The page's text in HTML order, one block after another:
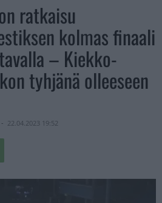
ratkaisu
kolmas finaali
– Kiekko-
tyhjänä olleeseen
- 22.04.2023 19:52